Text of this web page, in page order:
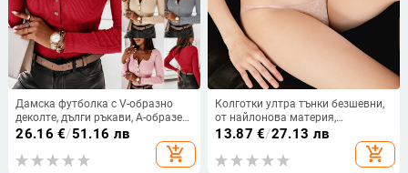
Дамска футболка с V-образно
деколте, дълги ръкави, А-образен
силует, памучна материя
26.16 €/51.16 лв
add_shopping_cart
Колготки ултра тънки безшевни,
от найлонова материя,
антибактериални, оформящи
13.87 €/27.13 лв
add_shopping_cart